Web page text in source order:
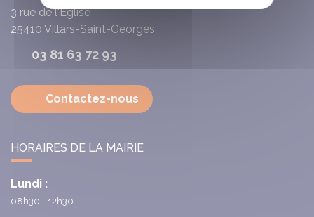
3 rue de l'Église
25410 Villars-Saint-Georges
03 81 63 72 93
Contactez-nous
HORAIRES DE LA MAIRIE
Lundi :
08h30 - 12h30